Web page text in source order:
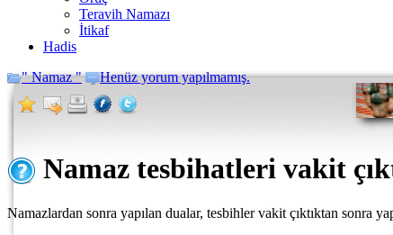
Teravih Namazı
İtikaf
Hadis
" Namaz "
Henüz yorum yapılmamış.
Namaz tesbihatleri vakit
Namazlardan sonra yapılan dualar, tesbihler vakit çıktıktan sonra